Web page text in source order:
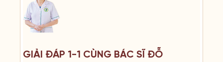
GIẢI ĐÁP 1-1 CÙNG BÁC SĨ ĐỖ